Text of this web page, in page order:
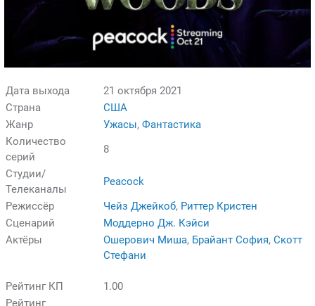
Дата выхода
21 октября 2021
Страна
США
Жанр
Ужасы, Фантастика
Количество
серий
8
Студии/
Телеканалы
Peacock
Режиссёр
Чейз Джейкоб, Риттер Кристен
Сценарий
Моддерно Дж. Кэйси
Актёры
Ошерович Миша, Брайант София, Скотт
Стефани
Рейтинг КП
1.00
Рейтинг